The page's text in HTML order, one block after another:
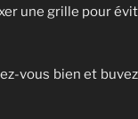
une grille pour
vous bien et